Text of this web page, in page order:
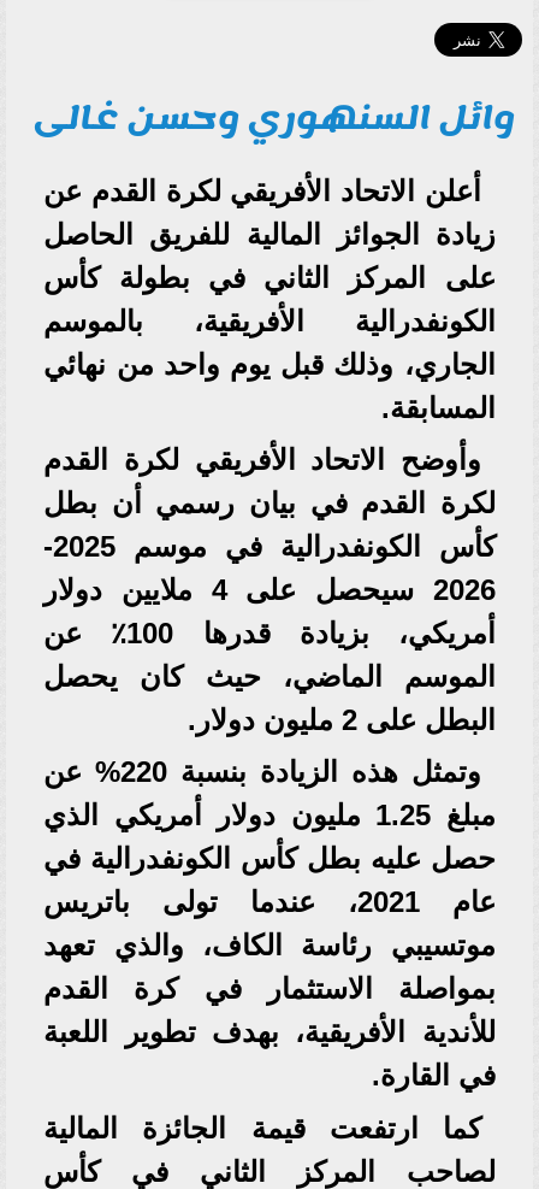
وائل السنهوري وحسن غالى
أعلن الاتحاد الأفريقي لكرة القدم عن
زيادة الجوائز المالية للفريق الحاصل
على المركز الثاني في بطولة كأس
الكونفدرالية الأفريقية، بالموسم
الجاري، وذلك قبل يوم واحد من نهائي
المسابقة.
وأوضح الاتحاد الأفريقي لكرة القدم
لكرة القدم في بيان رسمي أن بطل
كأس الكونفدرالية في موسم 2025-
2026 سيحصل على 4 ملايين دولار
أمريكي، بزيادة قدرها 100٪ عن
الموسم الماضي، حيث كان يحصل
البطل على 2 مليون دولار.
وتمثل هذه الزيادة بنسبة 220% عن
مبلغ 1.25 مليون دولار أمريكي الذي
حصل عليه بطل كأس الكونفدرالية في
عام 2021، عندما تولى باتريس
موتسيبي رئاسة الكاف، والذي تعهد
بمواصلة الاستثمار في كرة القدم
للأندية الأفريقية، بهدف تطوير اللعبة
في القارة.
كما ارتفعت قيمة الجائزة المالية
لصاحب المركز الثاني في كأس